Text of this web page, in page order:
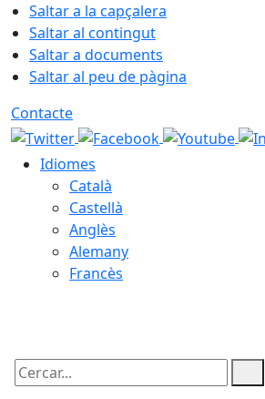
Saltar a la capçalera
Saltar al contingut
Saltar a documents
Saltar al peu de pàgina
Contacte
Idiomes
Català
Castellà
Anglès
Alemany
Francès
Cercar: